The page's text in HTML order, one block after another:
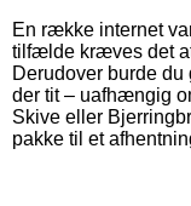
En række internet
tilfælde kræves det
Derudover burde
der tit – uafhængig
Skive eller
pakke til et